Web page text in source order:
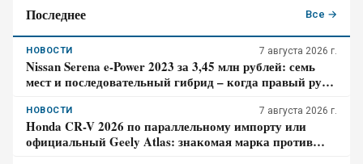
Последнее Все →
НОВОСТИ 7 августа 2026 г.
Nissan Serena e-Power 2023 за 3,45 млн рублей: семь
мест и последовательный гибрид – когда правый руль
НОВОСТИ 7 августа 2026 г.
Honda CR-V 2026 по параллельному импорту или
официальный Geely Atlas: знакомая марка против